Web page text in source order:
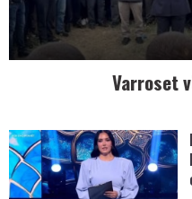
Varroset